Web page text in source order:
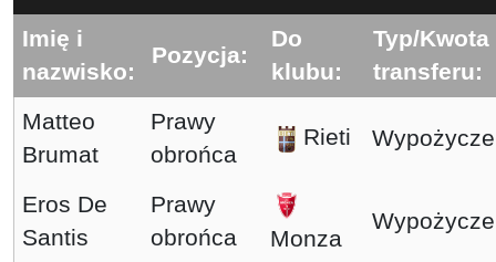
Imię i
nazwisko:
Pozycja:
Do
klubu:
Typ/Kwota
transferu:
Matteo
Brumat
Prawy
obrońca
Rieti
Eros De
Santis
Prawy
obrońca
Monza